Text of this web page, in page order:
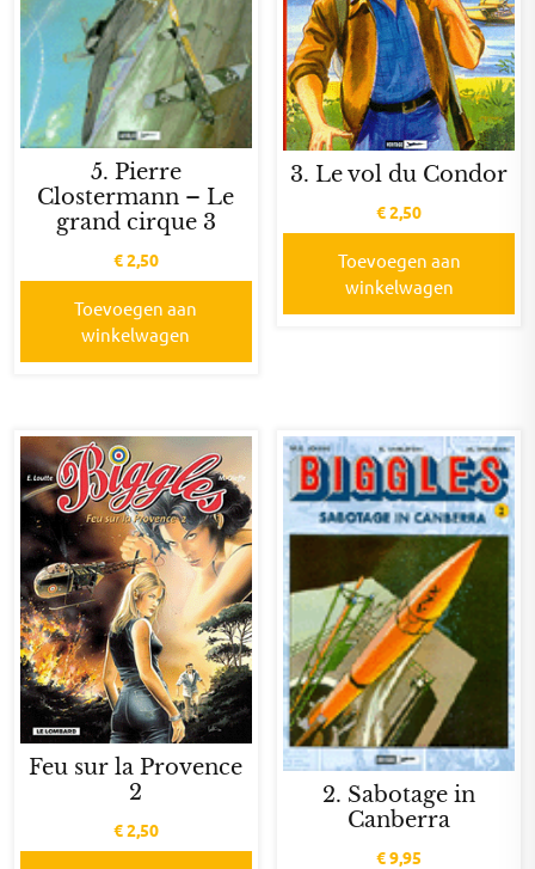
5. Pierre
Clostermann – Le
grand cirque 3
€2,50
Toevoegen aan
winkelwagen
3. Le vol du Condor
€2,50
Toevoegen aan
winkelwagen
Feu sur la Provence
2
€2,50
2. Sabotage in
Canberra
€9,95